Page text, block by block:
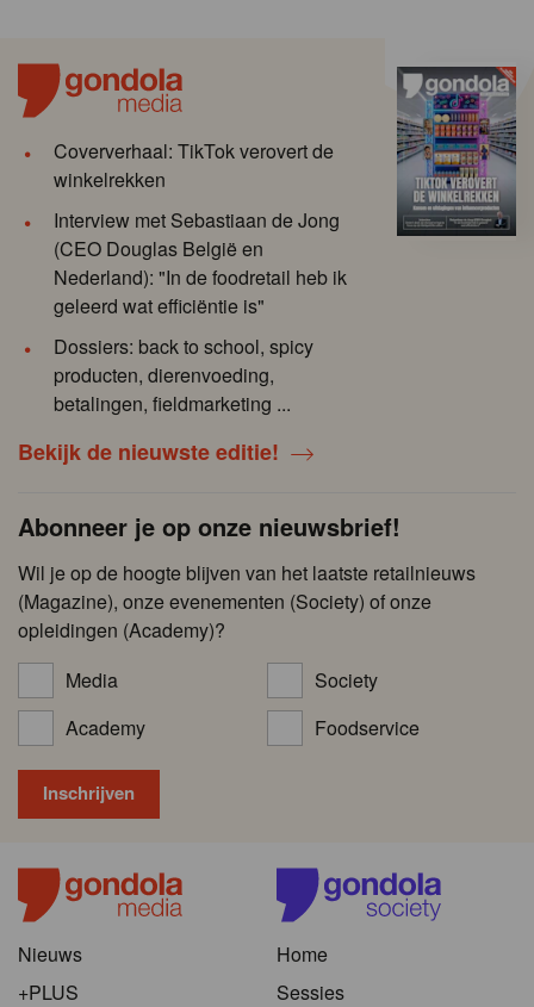
Coververhaal: TikTok verovert de
winkelrekken
Interview met Sebastiaan de Jong
(CEO Douglas België en
Nederland): "In de foodretail heb ik
geleerd wat efficiëntie is"
Dossiers: back to school, spicy
producten, dierenvoeding,
betalingen, fieldmarketing ...
Bekijk de nieuwste editie!
Abonneer je op onze nieuwsbrief!
Wil je op de hoogte blijven van het laatste retailnieuws
(Magazine), onze evenementen (Society) of onze
opleidingen (Academy)?
Media
Society
Academy
Foodservice
Nieuws
+PLUS
Home
Sessies